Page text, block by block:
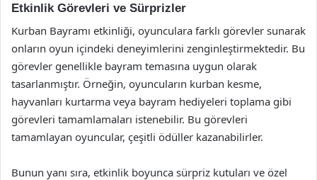
Etkinlik Görevleri ve Sürprizler
Kurban Bayramı etkinliği, oyunculara farklı görevler sunarak
onların oyun içindeki deneyimlerini zenginleştirmektedir. Bu
görevler genellikle bayram temasına uygun olarak
tasarlanmıştır. Örneğin, oyuncuların kurban kesme,
hayvanları kurtarma veya bayram hediyeleri toplama gibi
görevleri tamamlamaları istenebilir. Bu görevleri
tamamlayan oyuncular, çeşitli ödüller kazanabilirler.
Bunun yanı sıra, etkinlik boyunca sürpriz kutuları ve özel